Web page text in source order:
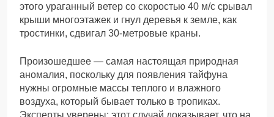
этого ураганный ветер со скоростью 40 м/с срывал
крыши многоэтажек и гнул деревья к земле, как
тростинки, сдвигал 30-метровые краны.
Произошедшее — самая настоящая природная
аномалия, поскольку для появления тайфуна
нужны огромные массы теплого и влажного
воздуха, который бывает только в тропиках.
Эксперты уверены: этот случай доказывает, что на